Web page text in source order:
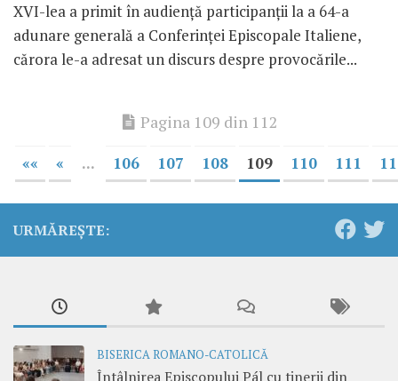
XVI-lea a primit în audienţă participanţii la a 64-a
adunare generală a Conferinţei Episcopale Italiene,
cărora le-a adresat un discurs despre provocările...
Pagina 109 din 112
«« « ... 106 107 108 109 110 111
URMĂREȘTE:
BISERICA ROMANO-CATOLICĂ
Întâlnirea Episcopului Pál cu tinerii din